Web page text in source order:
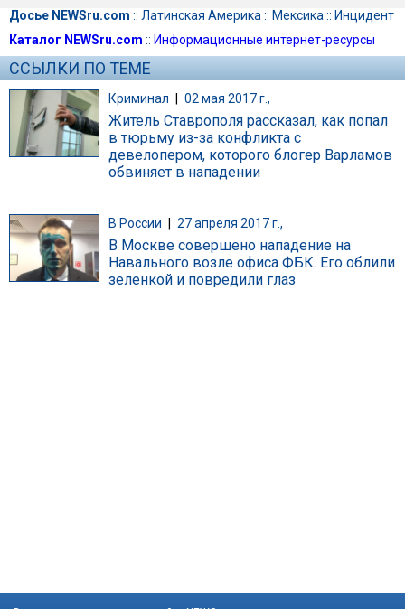
Досье NEWSru.com :: Латинская Америка :: Мексика :: Инцидент
Каталог NEWSru.com :: Информационные интернет-ресурсы
ССЫЛКИ ПО ТЕМЕ
Криминал | 02 мая 2017 г.,
Житель Ставрополя рассказал, как попал
в тюрьму из-за конфликта с
девелопером, которого блогер Варламов
обвиняет в нападении
В России 27 апреля 2017 г.,
В Москве совершено нападение на
Навального возле офиса ФБК. Его облили
зеленкой и повредили глаз